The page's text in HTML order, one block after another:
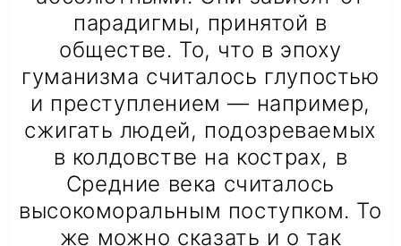
парадигмы, принятой в
обществе. То, что в эпоху
гуманизма считалось глупостью
и преступлением — например,
сжигать людей, подозреваемых
в колдовстве на кострах, в
Средние века считалось
высокоморальным поступком. То
же можно сказать и о так